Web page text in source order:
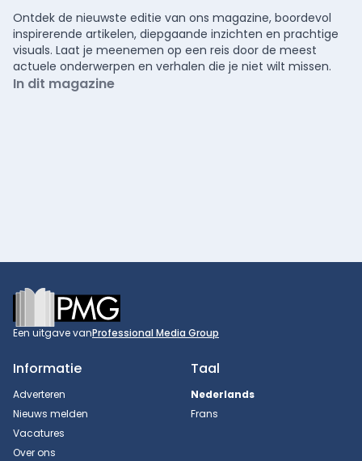
Ontdek de nieuwste editie van ons magazine, boordevol
inspirerende artikelen, diepgaande inzichten en prachtige
visuals. Laat je meenemen op een reis door de meest
actuele onderwerpen en verhalen die je niet wilt missen.
In dit magazine
Footer
Een uitgave vanProfessional Media Group
Informatie
Adverteren
Nieuws melden
Vacatures
Over ons
Taal
Nederlands
Frans